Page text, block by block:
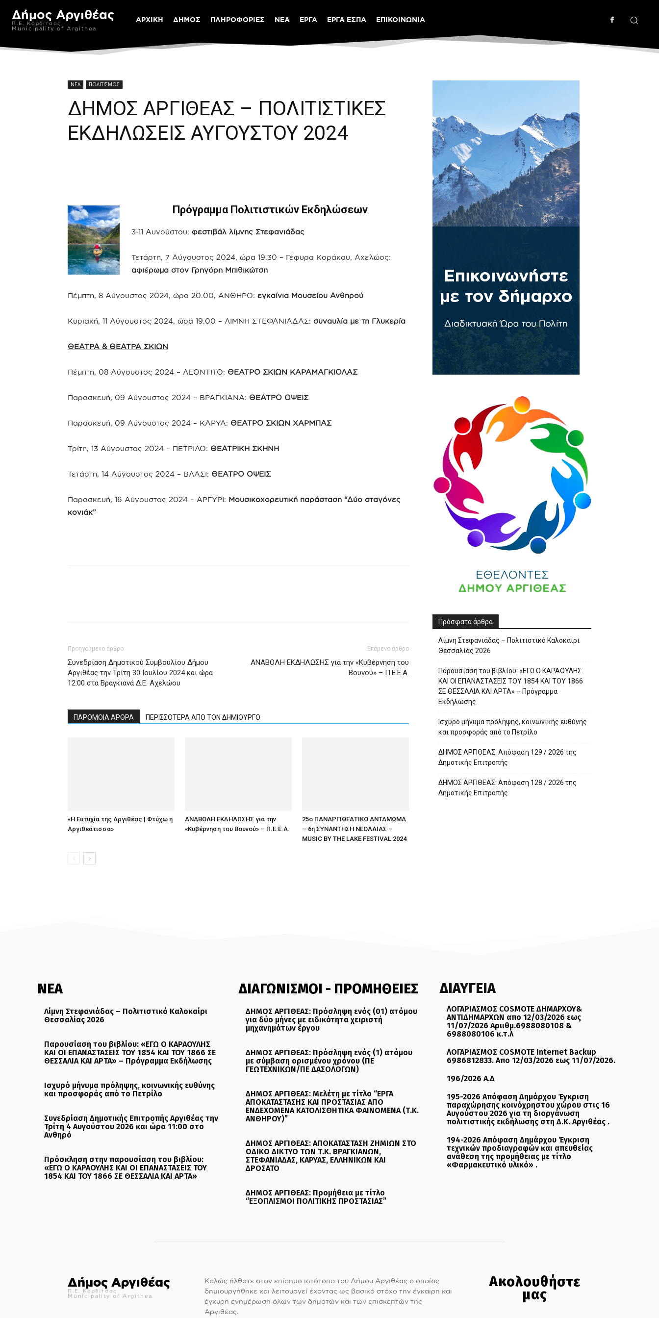
Δήμος Αργιθέας
Π.Ε. Καρδίτσας
Municipality of Argithea
ΑΡΧΙΚΗ ΔΗΜΟΣ ΠΛΗΡΟΦΟΡΙΕΣ ΝΕΑ ΕΡΓΑ ΕΡΓΑ ΕΣΠΑ ΕΠΙΚΟΙΝΩΝΙΑ
ΝΕΑ ΠΟΛΙΤΙΣΜΟΣ
ΔΗΜΟΣ ΑΡΓΙΘΕΑΣ – ΠΟΛΙΤΙΣΤΙΚΕΣ
ΕΚΔΗΛΩΣΕΙΣ ΑΥΓΟΥΣΤΟΥ 2024
Πρόγραμμα Πολιτιστικών Εκδηλώσεων
3-11 Αυγούστου: φεστιβάλ λίμνης Στεφανιάδας
Τετάρτη, 7 Αύγουστος 2024, ώρα 19.30 – Γέφυρα Κοράκου, Αχελώος:
αφιέρωμα στον Γρηγόρη Μπιθικώτση
Πέμπτη, 8 Αύγουστος 2024, ώρα 20.00, ΑΝΘΗΡΟ: εγκαίνια Μουσείου Ανθηρού
Κυριακή, 11 Αύγουστος 2024, ώρα 19.00 – ΛΙΜΝΗ ΣΤΕΦΑΝΙΑΔΑΣ: συναυλία με τη Γλυκερία
ΘΕΑΤΡΑ & ΘΕΑΤΡΑ ΣΚΙΩΝ
Πέμπτη, 08 Αύγουστος 2024 – ΛΕΟΝΤΙΤΟ: ΘΕΑΤΡΟ ΣΚΙΩΝ ΚΑΡΑΜΑΓΚΙΟΛΑΣ
Παρασκευή, 09 Αύγουστος 2024 – ΒΡΑΓΚΙΑΝΑ: ΘΕΑΤΡΟ ΟΨΕΙΣ
Παρασκευή, 09 Αύγουστος 2024 – ΚΑΡΥΑ: ΘΕΑΤΡΟ ΣΚΙΩΝ ΧΑΡΜΠΑΣ
Τρίτη, 13 Αύγουστος 2024 – ΠΕΤΡΙΛΟ: ΘΕΑΤΡΙΚΗ ΣΚΗΝΗ
Τετάρτη, 14 Αύγουστος 2024 – ΒΛΑΣΙ: ΘΕΑΤΡΟ ΟΨΕΙΣ
Παρασκευή, 16 Αύγουστος 2024 – ΑΡΓΥΡΙ: Μουσικοχορευτική παράσταση “Δύο σταγόνες
κονιάκ”
Προηγούμενο άρθρο
Συνεδρίαση Δημοτικού Συμβουλίου Δήμου
Αργιθέας την Τρίτη 30 Ιουλίου 2024 και ώρα
12:00 στα Βραγκιανά Δ.Ε. Αχελώου
Επόμενο άρθρο
ΑΝΑΒΟΛΗ ΕΚΔΗΛΩΣΗΣ για την «Κυβέρνηση του
Βουνού» – Π.Ε.Ε.Α.
ΠΑΡΟΜΟΙΑ ΑΡΘΡΑ ΠΕΡΙΣΣΟΤΕΡΑ ΑΠΟ ΤΟΝ ΔΗΜΙΟΥΡΓΟ
«Η Ευτυχία της Αργιθέας | Φτύχω η
Αργιθεάτισσα»
ΑΝΑΒΟΛΗ ΕΚΔΗΛΩΣΗΣ για την
«Κυβέρνηση του Βουνού» – Π.Ε.Ε.Α.
25ο ΠΑΝΑΡΓΙΘΕΑΤΙΚΟ ΑΝΤΑΜΩΜΑ
– 6η ΣΥΝΑΝΤΗΣΗ ΝΕΟΛΑΙΑΣ –
MUSIC BY THE LAKE FESTIVAL 2024
Πρόσφατα άρθρα
Λίμνη Στεφανιάδας – Πολιτιστικό Καλοκαίρι
Θεσσαλίας 2026
Παρουσίαση του βιβλίου: «ΕΓΩ Ο ΚΑΡΑΟΥΛΗΣ
ΚΑΙ ΟΙ ΕΠΑΝΑΣΤΑΣΕΙΣ ΤΟΥ 1854 ΚΑΙ ΤΟΥ 1866
ΣΕ ΘΕΣΣΑΛΙΑ ΚΑΙ ΑΡΤΑ» – Πρόγραμμα
Εκδήλωσης
Ισχυρό μήνυμα πρόληψης, κοινωνικής ευθύνης
και προσφοράς από το Πετρίλο
ΔΗΜΟΣ ΑΡΓΙΘΕΑΣ: Απόφαση 129 / 2026 της
Δημοτικής Επιτροπής
ΔΗΜΟΣ ΑΡΓΙΘΕΑΣ: Απόφαση 128 / 2026 της
Δημοτικής Επιτροπής
ΝΕΑ
Λίμνη Στεφανιάδας – Πολιτιστικό Καλοκαίρι
Θεσσαλίας 2026
Παρουσίαση του βιβλίου: «ΕΓΩ Ο ΚΑΡΑΟΥΛΗΣ
ΚΑΙ ΟΙ ΕΠΑΝΑΣΤΑΣΕΙΣ ΤΟΥ 1854 ΚΑΙ ΤΟΥ 1866 ΣΕ
ΘΕΣΣΑΛΙΑ ΚΑΙ ΑΡΤΑ» – Πρόγραμμα Εκδήλωσης
Ισχυρό μήνυμα πρόληψης, κοινωνικής ευθύνης
και προσφοράς από το Πετρίλο
Συνεδρίαση Δημοτικής Επιτροπής Αργιθέας την
Τρίτη 4 Αυγούστου 2026 και ώρα 11:00 στο
Ανθηρό
Πρόσκληση στην παρουσίαση του βιβλίου:
«ΕΓΩ Ο ΚΑΡΑΟΥΛΗΣ ΚΑΙ ΟΙ ΕΠΑΝΑΣΤΑΣΕΙΣ ΤΟΥ
1854 ΚΑΙ ΤΟΥ 1866 ΣΕ ΘΕΣΣΑΛΙΑ ΚΑΙ ΑΡΤΑ»
ΔΙΑΓΩΝΙΣΜΟΙ - ΠΡΟΜΗΘΕΙΕΣ
ΔΗΜΟΣ ΑΡΓΙΘΕΑΣ: Πρόσληψη ενός (01) ατόμου
για δύο μήνες με ειδικότητα χειριστή
μηχανημάτων έργου
ΔΗΜΟΣ ΑΡΓΙΘΕΑΣ: Πρόσληψη ενός (1) ατόμου
με σύμβαση ορισμένου χρόνου (ΠΕ
ΓΕΩΤΕΧΝΙΚΩΝ/ΠΕ ΔΑΣΟΛΟΓΩΝ)
ΔΗΜΟΣ ΑΡΓΙΘΕΑΣ: Μελέτη με τίτλο “ΕΡΓΑ
ΑΠΟΚΑΤΑΣΤΑΣΗΣ ΚΑΙ ΠΡΟΣΤΑΣΙΑΣ ΑΠΟ
ΕΝΔΕΧΟΜΕΝΑ ΚΑΤΟΛΙΣΘΗΤΙΚΑ ΦΑΙΝΟΜΕΝΑ (Τ.Κ.
ΑΝΘΗΡΟΥ)”
ΔΗΜΟΣ ΑΡΓΙΘΕΑΣ: ΑΠΟΚΑΤΑΣΤΑΣΗ ΖΗΜΙΩΝ ΣΤΟ
ΟΔΙΚΟ ΔΙΚΤΥΟ ΤΩΝ Τ.Κ. ΒΡΑΓΚΙΑΝΩΝ,
ΣΤΕΦΑΝΙΑΔΑΣ, ΚΑΡΥΑΣ, ΕΛΛΗΝΙΚΩΝ ΚΑΙ
ΔΡΟΣΑΤΟ
ΔΗΜΟΣ ΑΡΓΙΘΕΑΣ: Προμήθεια με τίτλο
“ΕΞΟΠΛΙΣΜΟΙ ΠΟΛΙΤΙΚΗΣ ΠΡΟΣΤΑΣΙΑΣ”
ΔΙΑΥΓΕΙΑ
ΛΟΓΑΡΙΑΣΜΟΣ COSMOTE ΔΗΜΑΡΧΟΥ&
ΑΝΤΙΔΗΜΑΡΧΩΝ απο 12/03/2026 εως
11/07/2026 Αριιθμ.6988080108 &
6988080106 κ.τ.λ
ΛΟΓΑΡΙΑΣΜΟΣ COSMOTE Internet Backup
6986812833. Απο 12/03/2026 εως 11/07/2026.
196/2026 Α.Δ
195-2026 Απόφαση Δημάρχου Έγκριση
παραχώρησης κοινόχρηστου χώρου στις 16
Αυγούστου 2026 για τη διοργάνωση
πολιτιστικής εκδήλωσης στη Δ.Κ. Αργιθέας .
194-2026 Απόφαση Δημάρχου Έγκριση
τεχνικών προδιαγραφών και απευθείας
ανάθεση της προμήθειας με τίτλο
«Φαρμακευτικό υλικό» .
Δήμος Αργιθέας
Π.Ε. Καρδίτσας
Municipality of Argithea
Καλώς ήλθατε στον επίσημο ιστότοπο του Δήμου Αργιθέας ο οποίος
δημιουργήθηκε και λειτουργεί έχοντας ως βασικό στόχο την έγκαιρη και
έγκυρη ενημέρωση όλων των δημοτών και των επισκεπτών της
Αργιθέας.
Ακολουθήστε
μας